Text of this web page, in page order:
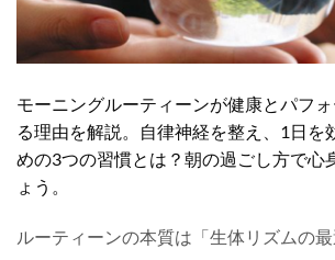
モーニングルーティーンが健康とパフ
る理由を解説。自律神経を整え、1日を
めの3つの習慣とは？朝の過ごし方で心
ょう。
ルーティーンの本質は「生体リズムの最